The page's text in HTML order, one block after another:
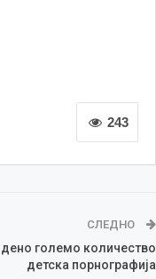
243
СЛЕДНО
големо количество
детска порнографија